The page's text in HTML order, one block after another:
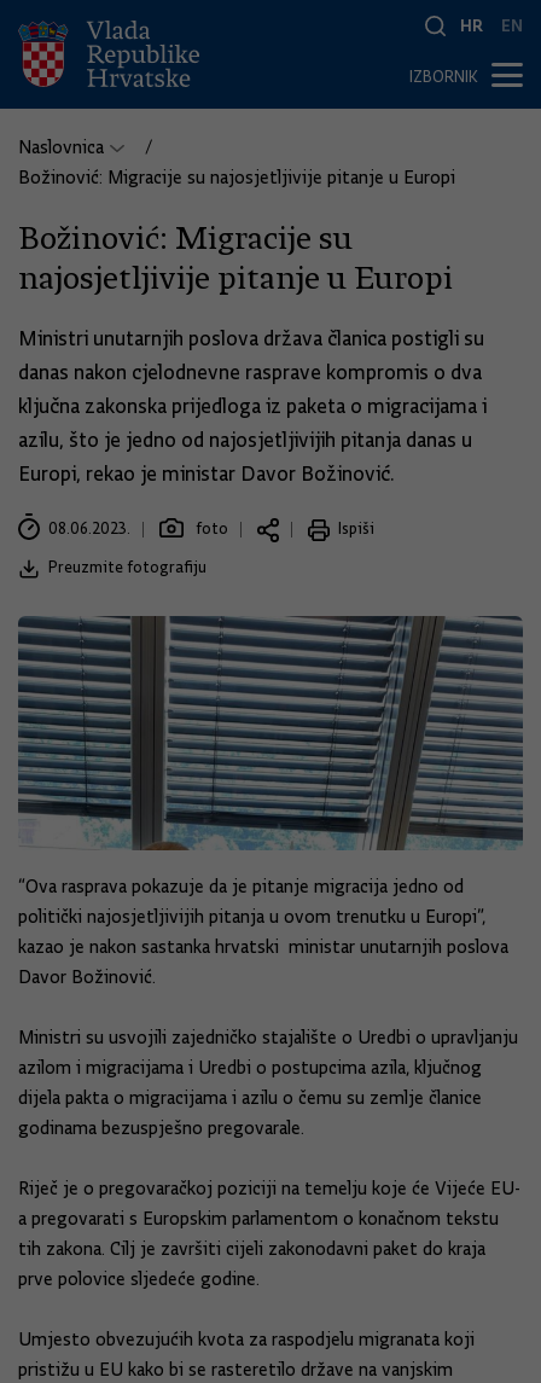
HR EN
IZBORNIK
Naslovnica
Božinović: Migracije su najosjetljivije pitanje u Europi
Božinović: Migracije su
najosjetljivije pitanje u Europi
Ministri unutarnjih poslova država članica postigli su
danas nakon cjelodnevne rasprave kompromis o dva
ključna zakonska prijedloga iz paketa o migracijama i
azilu, što je jedno od najosjetljivijih pitanja danas u
Europi, rekao je ministar Davor Božinović.
08.06.2023. foto
Ispiši
Preuzmite fotografiju
“Ova rasprava pokazuje da je pitanje migracija jedno od
politički najosjetljivijih pitanja u ovom trenutku u Europi”,
kazao je nakon sastanka hrvatski ministar unutarnjih poslova
Davor Božinović.
Ministri su usvojili zajedničko stajalište o Uredbi o upravljanju
azilom i migracijama i Uredbi o postupcima azila, ključnog
dijela pakta o migracijama i azilu o čemu su zemlje članice
godinama bezuspješno pregovarale.
Riječ je o pregovaračkoj poziciji na temelju koje će Vijeće EU-
a pregovarati s Europskim parlamentom o konačnom tekstu
tih zakona. Cilj je završiti cijeli zakonodavni paket do kraja
prve polovice sljedeće godine.
Umjesto obvezujućih kvota za raspodjelu migranata koji
pristižu u EU kako bi se rasteretilo države na vanjskim